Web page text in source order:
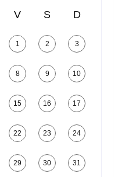
V S D
1 2 3
8 9 10
15 16 17
22 23 24
29 30 31